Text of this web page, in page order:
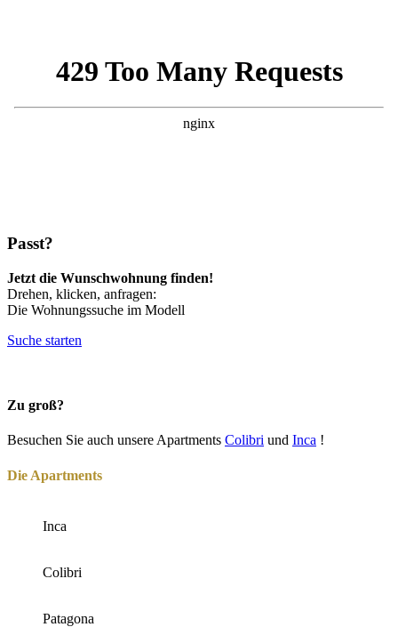
Passt?
Jetzt die Wunschwohnung finden!
Drehen, klicken, anfragen:
Die Wohnungssuche im Modell
Suche starten
Zu groß?
Besuchen Sie auch unsere Apartments Colibri und Inca !
Die Apartments
Inca
Colibri
Patagona